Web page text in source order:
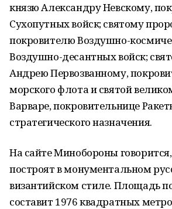
князю Александру Невскому,
Сухопутных войск; святому
покровителю Воздушно-
Воздушно-десантных войск;
Андрею Первозванному,
морского флота и святой
Варваре, покровительнице
стратегического назначения.
На сайте Минобороны
построят в монументальном
византийском стиле. Площадь
составит 1976 квадратных